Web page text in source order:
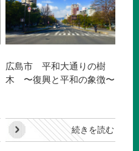
広島市 平和大通りの樹
木 〜復興と平和の象徴〜
続きを読む